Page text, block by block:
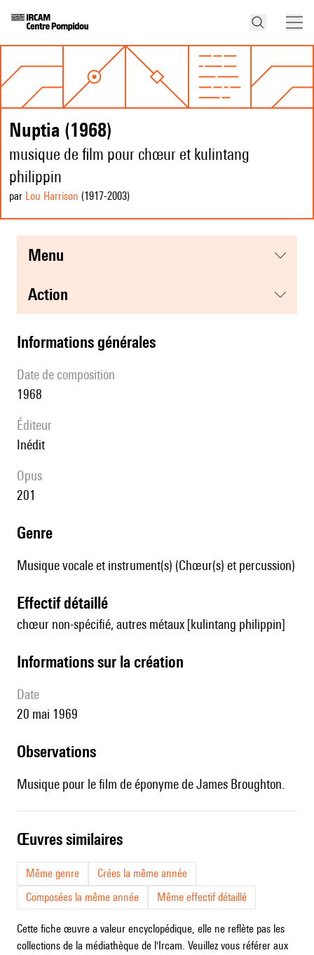
Nuptia (1968)
musique de film pour chœur et kulintang
philippin
par Lou Harrison (1917-2003)
menu
action
informations générales
date de composition
1968
éditeur
Inédit
Opus
201
genre
Musique vocale et instrument(s) (Chœur(s) et percussion)
effectif détaillé
chœur non-spécifié, autres métaux [kulintang philippin]
informations sur la création
date
20 mai 1969
observations
Musique pour le film de éponyme de James Broughton.
œuvres similaires
Même genre
Crées la même année
Composées la même année
Même effectif détaillé
Cette fiche œuvre a valeur encyclopédique, elle ne reflète pas les
collections de la médiathèque de l'Ircam. Veuillez vous référer aux